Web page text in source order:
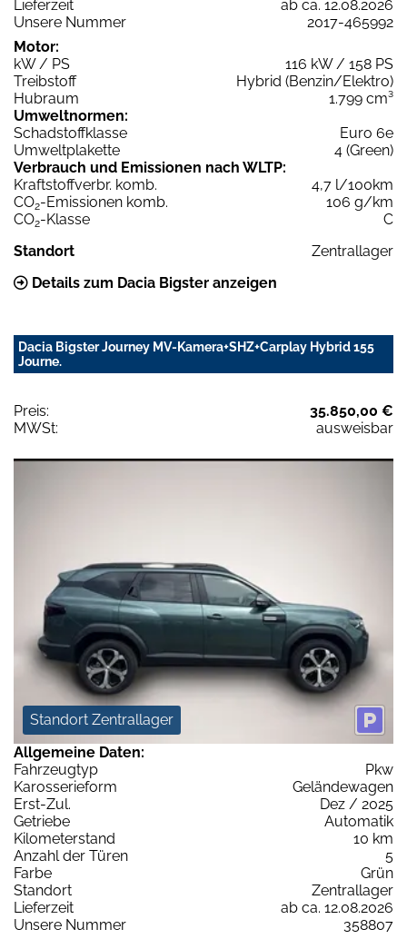
Lieferzeit
ab ca. 12.08.2026
Unsere Nummer
2017-465992
Motor:
kW / PS
116 kW / 158 PS
Treibstoff
Hybrid (Benzin/Elektro)
Hubraum
1.799 cm³
Umweltnormen:
Schadstoffklasse
Euro 6e
Umweltplakette
4 (Green)
Verbrauch und Emissionen nach WLTP:
Kraftstoffverbr. komb.
4,7 l/100km
CO2-Emissionen komb.
106 g/km
CO2-Klasse
C
Standort
Zentrallager
Details zum Dacia Bigster anzeigen
Dacia Bigster Journey MV-Kamera+SHZ+Carplay Hybrid 155
Journe.
Preis:
35.850,00 €
MWSt:
ausweisbar
Standort Zentrallager
Allgemeine Daten:
Fahrzeugtyp
Pkw
Karosserieform
Geländewagen
Erst-Zul.
Dez / 2025
Getriebe
Automatik
Kilometerstand
10 km
Anzahl der Türen
5
Farbe
Grün
Standort
Zentrallager
Lieferzeit
ab ca. 12.08.2026
Unsere Nummer
358807